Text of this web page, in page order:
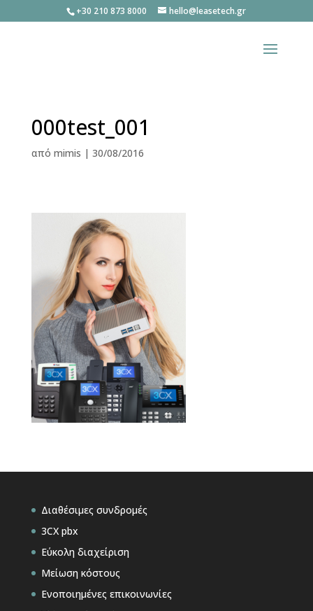
+30 210 873 8000 hello@leasetech.gr
000test_001
από mimis | 30/08/2016
Διαθέσιμες συνδρομές
3CX pbx
Εύκολη διαχείριση
Μείωση κόστους
Ενοποιημένες επικοινωνίες